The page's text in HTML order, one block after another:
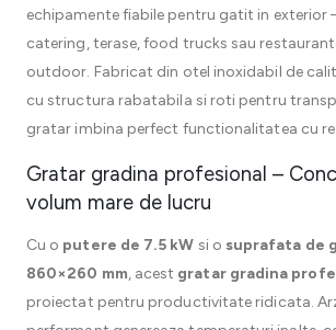
echipamente fiabile pentru gatit in exterior
catering, terase, food trucks sau
outdoor. Fabricat din otel inoxidabil de
cu structura rabatabila si roti pentru
gratar imbina perfect functionalitatea cu
Gratar gradina profesional –
volum mare de lucru
Cu o putere de 7.5 kW si o suprafata de
860×260 mm, acest gratar gradina
proiectat pentru productivitate ridicata.